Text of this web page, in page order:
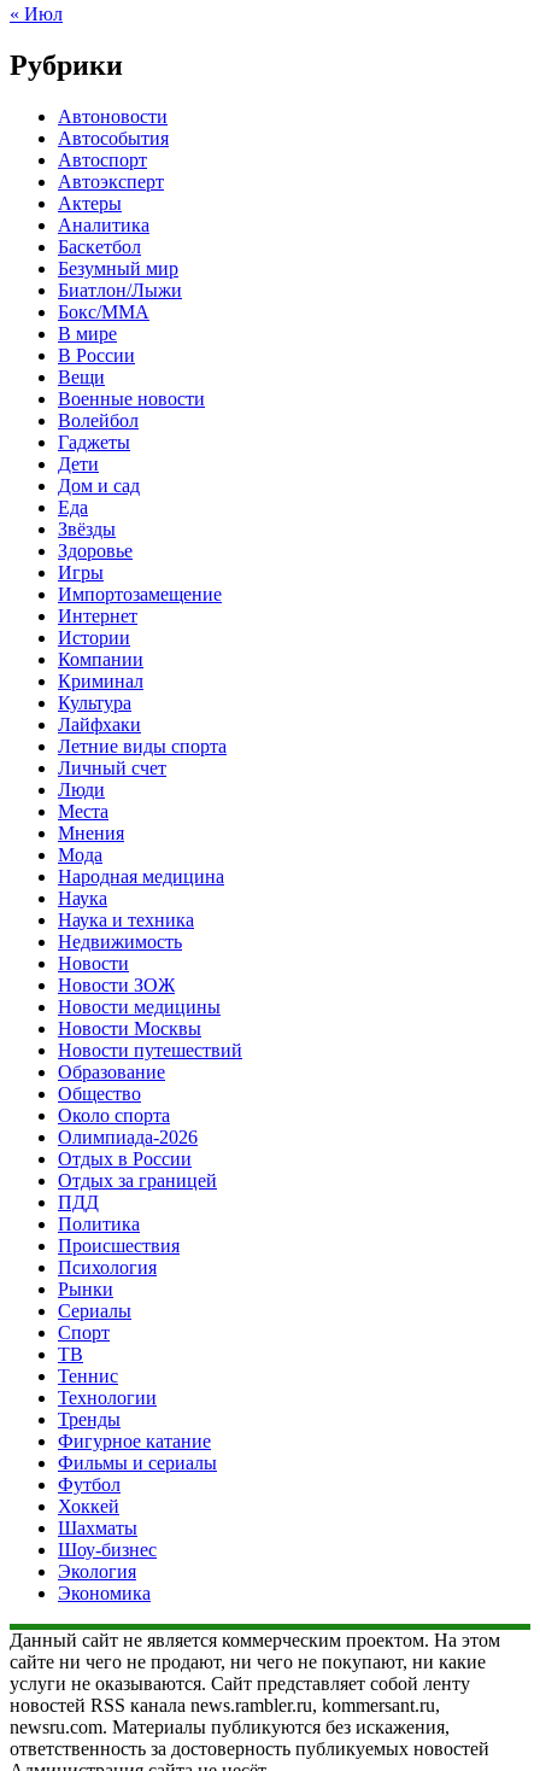
« Июл
Рубрики
Автоновости
Автособытия
Автоспорт
Автоэксперт
Актеры
Аналитика
Баскетбол
Безумный мир
Биатлон/Лыжи
Бокс/MMA
В мире
В России
Вещи
Военные новости
Волейбол
Гаджеты
Дети
Дом и сад
Еда
Звёзды
Здоровье
Игры
Импортозамещение
Интернет
Истории
Компании
Криминал
Культура
Лайфхаки
Летние виды спорта
Личный счет
Люди
Места
Мнения
Мода
Народная медицина
Наука
Наука и техника
Недвижимость
Новости
Новости ЗОЖ
Новости медицины
Новости Москвы
Новости путешествий
Образование
Общество
Около спорта
Олимпиада-2026
Отдых в России
Отдых за границей
ПДД
Политика
Происшествия
Психология
Рынки
Сериалы
Спорт
ТВ
Теннис
Технологии
Тренды
Фигурное катание
Фильмы и сериалы
Футбол
Хоккей
Шахматы
Шоу-бизнес
Экология
Экономика
Данный сайт не является коммерческим проектом. На этом
сайте ни чего не продают, ни чего не покупают, ни какие
услуги не оказываются. Сайт представляет собой ленту
новостей RSS канала news.rambler.ru, kommersant.ru,
newsru.com. Материалы публикуются без искажения,
ответственность за достоверность публикуемых новостей